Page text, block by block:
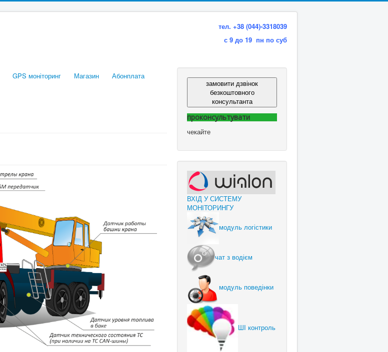
тел. +38 (044)-3318039
с 9 до 19 пн по суб
GPS моніторинг Магазин
Абонплата
замовити дзвінок
безкоштовного
консультанта
проконсультувати
чекайте
ВХІД У СИСТЕМУ
МОНІТОРИНГУ
модуль логістики
чат з водієм
модуль поведінки
ШІ контроль